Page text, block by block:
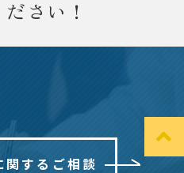
さい！
関するご相談